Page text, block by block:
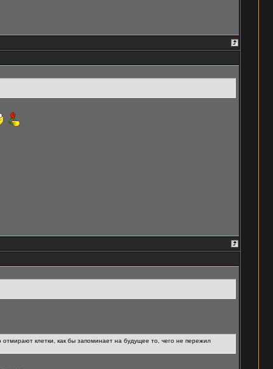
клетки, как бы запоминает на будущее то, чего не пережил